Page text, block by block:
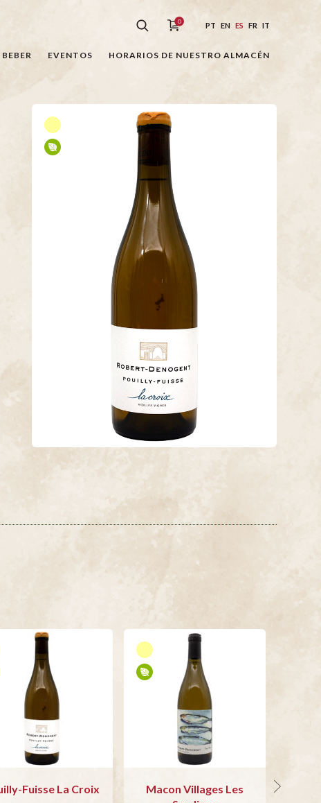
0 PT EN ES FR IT
BEBER EVENTOS HORARIOS DE NUESTRO ALMACÉN
Fuisse La Croix
Macon Villages Les